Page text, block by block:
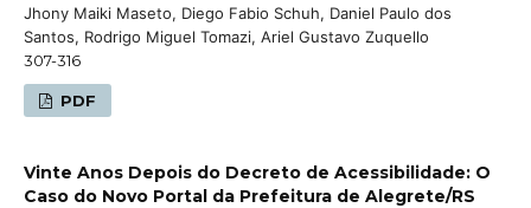
Jhony Maiki Maseto, Diego Fabio Schuh, Daniel Paulo dos
Santos, Rodrigo Miguel Tomazi, Ariel Gustavo Zuquello
307-316
PDF
Vinte Anos Depois do Decreto de Acessibilidade: O
Caso do Novo Portal da Prefeitura de Alegrete/RS